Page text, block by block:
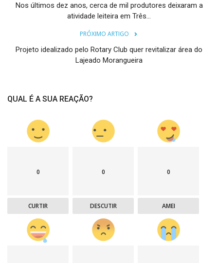
Nos últimos dez anos, cerca de mil produtores deixaram a
atividade leiteira em Três...
PRÓXIMO ARTIGO
Projeto idealizado pelo Rotary Club quer revitalizar área do
Lajeado Morangueira
QUAL É A SUA REAÇÃO?
0
CURTIR
0
DESCUTIR
0
AMEI